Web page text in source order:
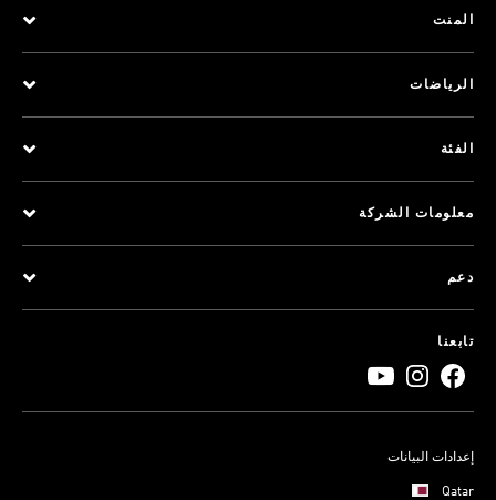
المنت
الرياضات
الفئة
معلومات الشركة
دعم
تابعنا
إعدادات البيانات
Qatar